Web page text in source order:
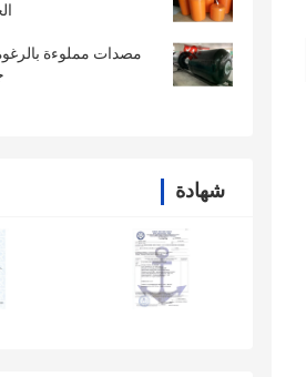
مصدات مملوءة
شهادة